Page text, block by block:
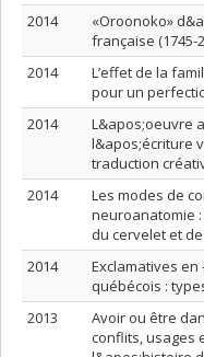
2014
«Oroonoko»
française (1745-
2014
L’effet de la
pour un
2014
L&apos;oeuvre
l&apos;écriture
traduction
2014
Les modes de
neuroanatomie
du cervelet et
2014
Exclamatives
québécois :
2013
Avoir ou être
conflits, usages